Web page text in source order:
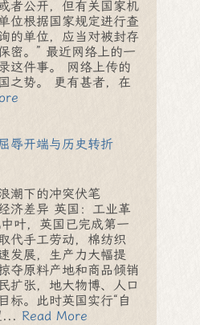
者公开，但有关国家机
位根据国家规定进行查
的单位，应当对被封存
密。” 最近网络上的一
这件事。 网络上传的
之势。 更有甚者，在
辱开端与历史转折
潮下的冲突伏笔
济差异 英国：工业革
叶，英国已完成第一
代手工劳动，棉纺织
发展，生产力大幅提
夺原料产地和商品倾销
扩张，地大物博、人口
标。此时英国实行“自
... Read More